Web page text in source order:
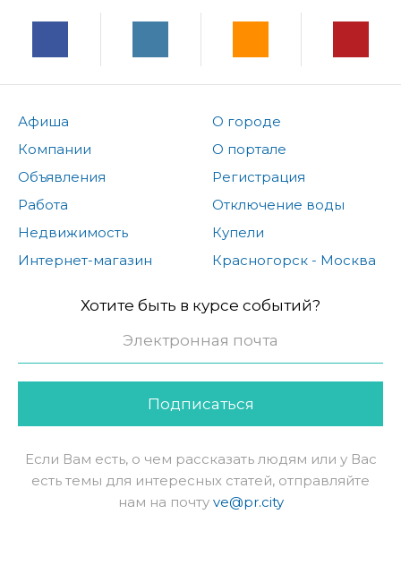
Афиша
Компании
Объявления
Работа
Недвижимость
Интернет-магазин
О городе
О портале
Регистрация
Отключение воды
Купели
Красногорск - Москва
Хотите быть в курсе событий?
Подписаться
Если Вам есть, о чем рассказать людям или у Вас
есть темы для интересных статей, отправляйте
нам на почту ve@pr.city